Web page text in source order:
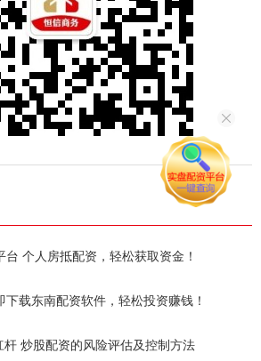
个人房抵配资，轻松获取资金！
载东南配资软件，轻松投资赚钱！
杆 炒股配资的风险评估及控制方法